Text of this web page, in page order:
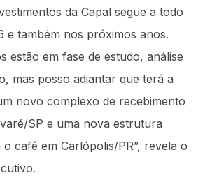
da Capal segue a todo
e também nos próximos anos.
estão em fase de estudo, análise
mas posso adiantar que terá a
novo complexo de recebimento
SP e uma nova estrutura
o café em Carlópolis/PR”, revela o